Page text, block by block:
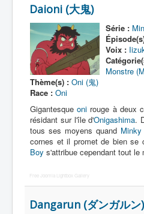
All
A
B
C
D
E
F
G
I
J
Daioni (大鬼)
Série :
Voix :
Monstre
Thème(s) : Oni (鬼)
Race : Oni
Gigantesqueoni rouge à deux
résidant sur l'île d'Onigashima.
tous ses moyens quand
cornes et il promet de bien se
Boy s'attribue cependant tout le
Free Joomla Lightbox Gallery
Dangarun (ダンガルン)